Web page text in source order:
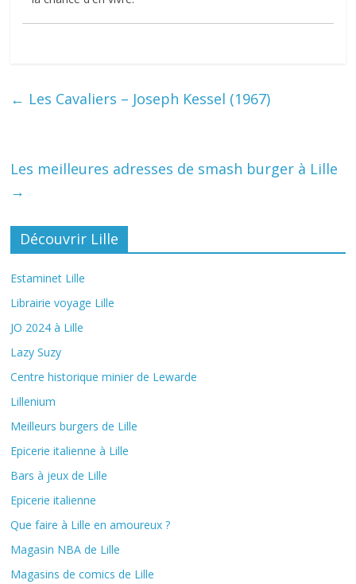
← Les Cavaliers – Joseph Kessel (1967)
Les meilleures adresses de smash burger à Lille
→
Découvrir Lille
Estaminet Lille
Librairie voyage Lille
JO 2024 à Lille
Lazy Suzy
Centre historique minier de Lewarde
Lillenium
Meilleurs burgers de Lille
Epicerie italienne à Lille
Bars à jeux de Lille
Epicerie italienne
Que faire à Lille en amoureux ?
Magasin NBA de Lille
Magasins de comics de Lille